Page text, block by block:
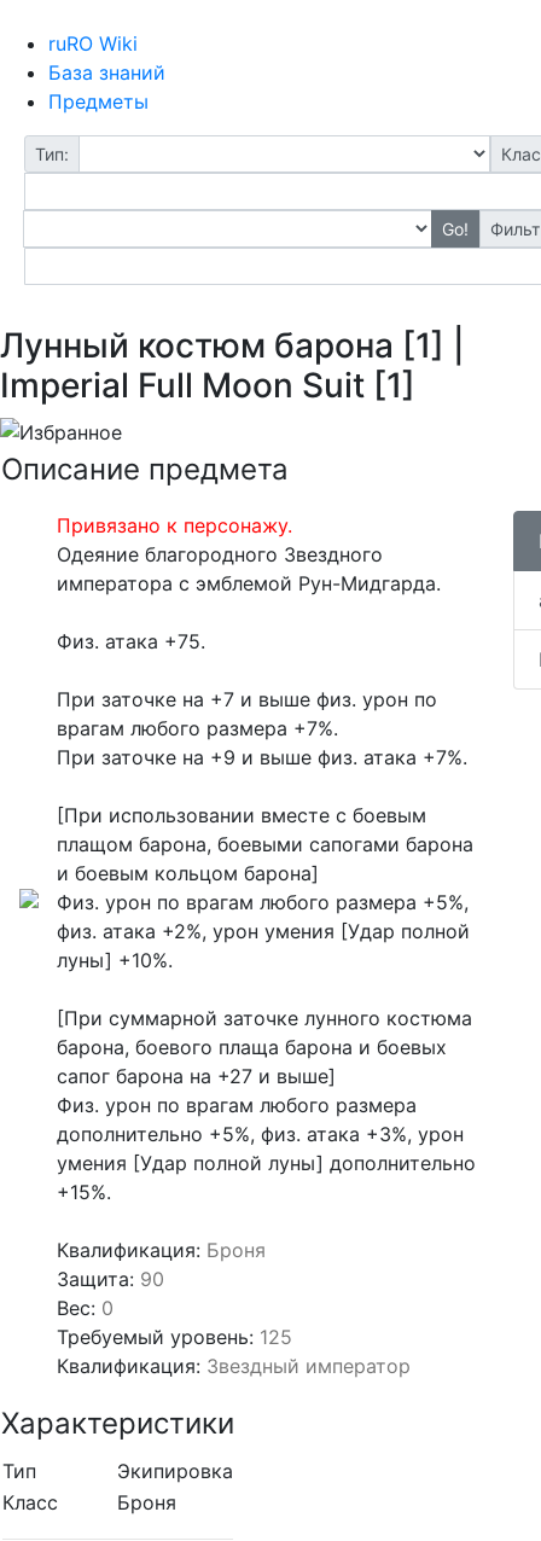
ruRO Wiki
База знаний
Предметы
Тип:
Go!
Лунный костюм барона [1] |
Imperial Full Moon Suit [1]
Описание предмета
Привязано к персонажу.
Одеяние благородного Звездного
императора с эмблемой Рун-Мидгарда.
Физ. атака +75.
При заточке на +7 и выше физ. урон по
врагам любого размера +7%.
При заточке на +9 и выше физ. атака +7%.
[При использовании вместе с боевым
плащом барона, боевыми сапогами барона
и боевым кольцом барона]
Физ. урон по врагам любого размера +5%,
физ. атака +2%, урон умения [Удар полной
луны] +10%.
[При суммарной заточке лунного костюма
барона, боевого плаща барона и боевых
сапог барона на +27 и выше]
Физ. урон по врагам любого размера
дополнительно +5%, физ. атака +3%, урон
умения [Удар полной луны] дополнительно
+15%.
Квалификация: Броня
Защита: 90
Вес: 0
Требуемый уровень: 125
Квалификация: Звездный император
Характеристики
Тип
Экипировка
Класс
Броня